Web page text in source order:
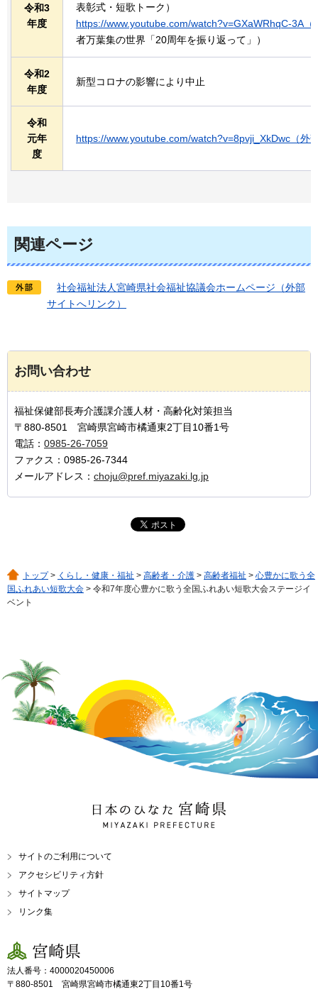
令和3
年度
表彰式・短歌トーク）
https://www.youtube.com/watch?v=GXaWRhqC-3A（
者万葉集の世界「20周年を振り返って」）
令和2
年度
新型コロナの影響により中止
令和
元年
度
https://www.youtube.com/watch?v=8pvji_XkDwc（外
関連ページ
社会福祉法人宮崎県社会福祉協議会ホームページ（外部
サイトへリンク）
お問い合わせ
福祉保健部長寿介護課介護人材・高齢化対策担当
〒880-8501 宮崎県宮崎市橘通東2丁目10番1号
電話： 0985-26-7059
ファクス：0985-26-7344
メールアドレス： choju@pref.miyazaki.lg.jp
トップ> くらし・健康・福祉 > 高齢者・介護 > 高齢者福祉 > 心豊かに歌う全
国ふれあい短歌大会 > 令和7年度心豊かに歌う全国ふれあい短歌大会ステージイ
ベント
日本のひなた 宮崎県
MIYAZAKI PREFECTURE
サイトのご利用について
アクセシビリティ方針
サイトマップ
リンク集
宮崎県
法人番号：4000020450006
〒880-8501 宮崎県宮崎市橘通東2丁目10番1号